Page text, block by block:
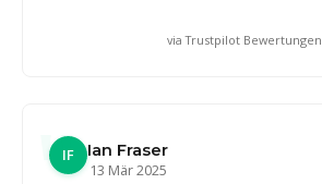
via Trustpilot Bewertungen
IF
Ian Fraser
13 Mär 2025